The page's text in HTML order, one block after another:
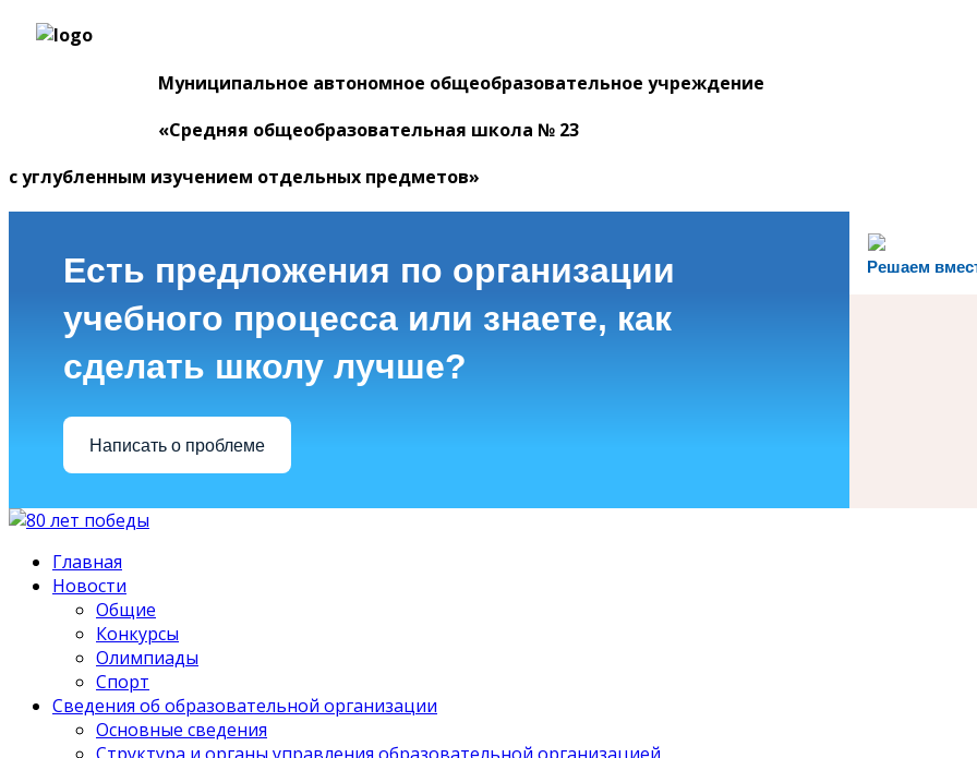
Муниципальное автономное общеобразовательное учреждение
«Средняя общеобразовательная школа № 23
с углубленным изучением отдельных предметов»
Решаем
Есть предложения по организации
учебного процесса или знаете, как
сделать школу лучше?
Написать о проблеме
Главная
Новости
Общие
Конкурсы
Олимпиады
Спорт
Сведения об образовательной организации
Основные сведения